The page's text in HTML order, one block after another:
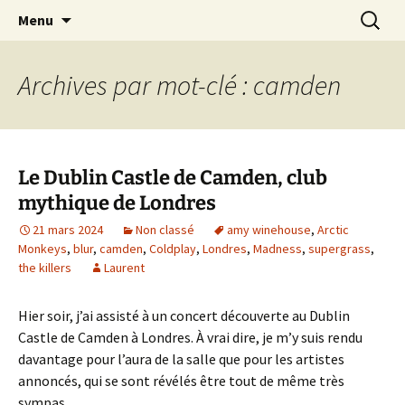
Laurent Rieppi
Journaliste musical · Historien du rock ·
Conférencier
Menu
Archives par mot-clé : camden
Le Dublin Castle de Camden, club
mythique de Londres
21 mars 2024 Non classé amy winehouse, Arctic
Monkeys, blur, camden, Coldplay, Londres, Madness, supergrass,
the killers
Laurent
Hier soir, j’ai assisté à un concert découverte au Dublin
Castle de Camden à Londres. À vrai dire, je m’y suis rendu
davantage pour l’aura de la salle que pour les artistes
annoncés, qui se sont révélés être tout de même très